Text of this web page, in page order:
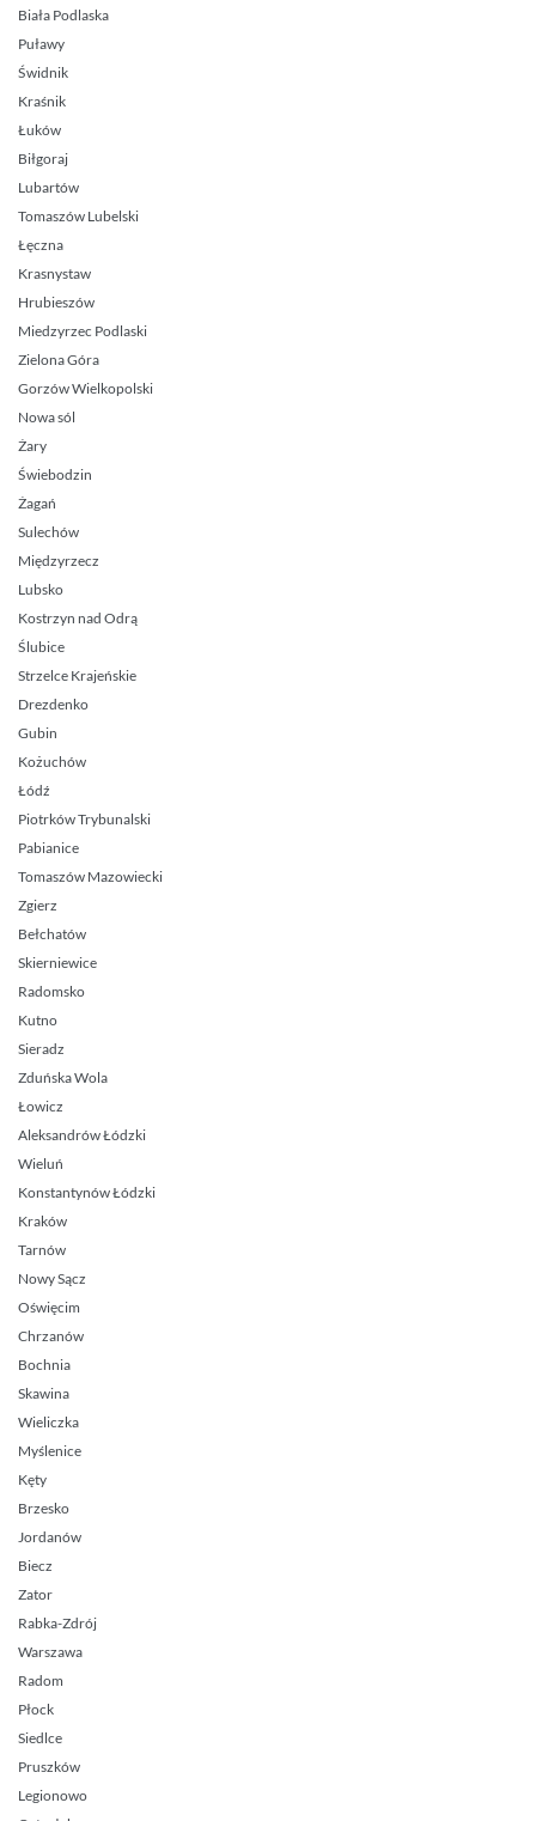
Biała Podlaska
Puławy
Świdnik
Kraśnik
Łuków
Biłgoraj
Lubartów
Tomaszów Lubelski
Łęczna
Krasnystaw
Hrubieszów
Miedzyrzec Podlaski
Zielona Góra
Gorzów Wielkopolski
Nowa sól
Żary
Świebodzin
Żagań
Sulechów
Międzyrzecz
Lubsko
Kostrzyn nad Odrą
Ślubice
Strzelce Krajeńskie
Drezdenko
Gubin
Kożuchów
Łódź
Piotrków Trybunalski
Pabianice
Tomaszów Mazowiecki
Zgierz
Bełchatów
Skierniewice
Radomsko
Kutno
Sieradz
Zduńska Wola
Łowicz
Aleksandrów Łódzki
Wieluń
Konstantynów Łódzki
Kraków
Tarnów
Nowy Sącz
Oświęcim
Chrzanów
Bochnia
Skawina
Wieliczka
Myślenice
Kęty
Brzesko
Jordanów
Biecz
Zator
Rabka-Zdrój
Warszawa
Radom
Płock
Siedlce
Pruszków
Legionowo